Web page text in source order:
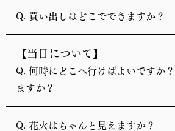
Q. 買い出しはどこでできますか？
【当日について】
Q. 何時にどこへ行けばよいですか
ますか？
Q. 花火はちゃんと見えますか？